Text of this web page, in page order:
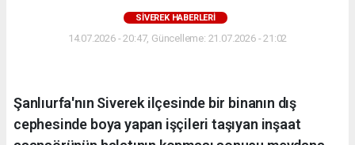
SIVEREK HABERLERI
14.07.2026 - 20:47, Güncelleme: 21.07.2026 - 21:02
Şanlıurfa'nın Siverek ilçesinde bir binanın dış
cephesinde boya yapan işçileri taşıyan inşaat